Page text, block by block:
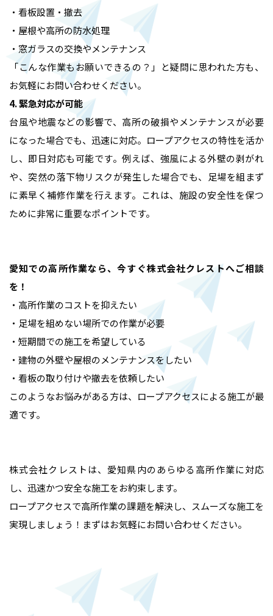
ホーム
業務内容
高所作業・ロープアクセス
難所・高所・狭所エアコン工事
施工実績
会社概要
お問い合わせ
・看板設置・撤去
・屋根や高所の防水処理
・窓ガラスの交換やメンテナンス
「こんな作業もお願いできるの？」と疑問に思われた方も、
お気軽にお問い合わせください。
4. 緊急対応が可能
台風や地震などの影響で、高所の破損やメンテナンスが必要
になった場合でも、迅速に対応。ロープアクセスの特性を活か
し、即日対応も可能です。例えば、強風による外壁の剥がれ
や、突然の落下物リスクが発生した場合でも、足場を組まず
に素早く補修作業を行えます。これは、施設の安全性を保つ
ために非常に重要なポイントです。
愛知での高所作業なら、今すぐ株式会社クレストへご相談
を！
・高所作業のコストを抑えたい
・足場を組めない場所での作業が必要
・短期間での施工を希望している
・建物の外壁や屋根のメンテナンスをしたい
・看板の取り付けや撤去を依頼したい
このようなお悩みがある方は、ロープアクセスによる施工が最
適です。
株式会社クレストは、愛知県内のあらゆる高所作業に対応
し、迅速かつ安全な施工をお約束します。
ロープアクセスで高所作業の課題を解決し、スムーズな施工を
実現しましょう！まずはお気軽にお問い合わせください。